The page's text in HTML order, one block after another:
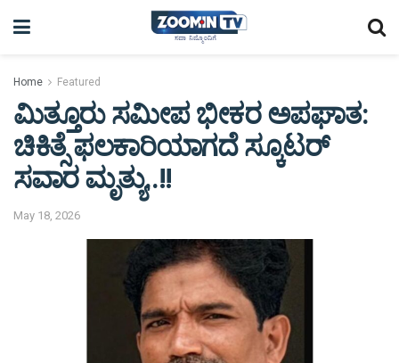
Home Featured
ಮಿತ್ತೂರು ಸಮೀಪ ಭೀಕರ ಅಪಘಾತ:
ಚಿಕಿತ್ಸೆ ಫಲಕಾರಿಯಾಗದೆ ಸ್ಕೂಟರ್
ಸವಾರ ಮೃತ್ಯು..!!
May 18, 2026